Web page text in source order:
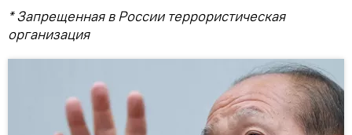
* Запрещенная в России террористическая
организация